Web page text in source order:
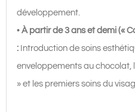
développement.
•À partir de 3 ans et demi («
: Introduction de soins
enveloppements au chocolat,
» et les premiers soins du